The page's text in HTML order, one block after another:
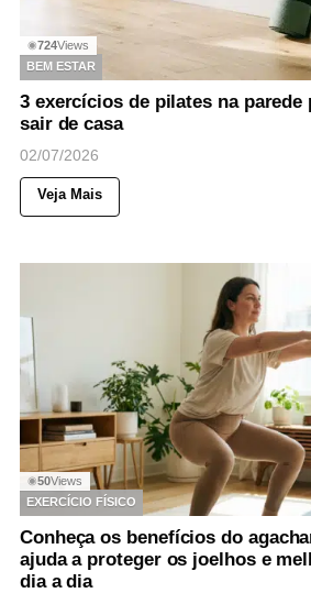
◉724Views
BEM ESTAR
3 exercícios de pilates na parede
sair de casa
02/07/2026
Veja Mais
◉50Views
EXERCÍCIO FÍSICO
Conheça os benefícios do
ajuda a proteger os joelhos e
dia a dia